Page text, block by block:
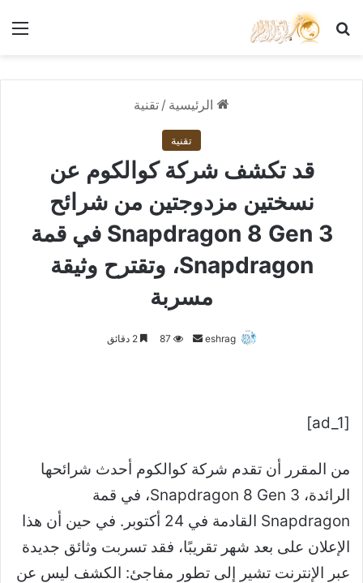
بحث عن
الرئيسية / تقنية
تقنية
قد تكشف شركة كوالكوم عن
نسختين مزدوجتين من شرائح
Snapdragon 8 Gen 3 في قمة
Snapdragon، وتقترح وثيقة
مسربة
eshrag
أرسل 87 2 دقائق
[ad_1]
من المقرر أن تقدم شركة كوالكوم أحدث شرائحها
الرائدة، Snapdragon 8 Gen 3، في قمة
Snapdragon القادمة في 24 أكتوبر. في حين أن هذا
الإعلان على بعد شهر تقريبًا، فقد تسربت وثائق جديدة
عبر الإنترنت تشير إلى تطور مفاجئ: الكشف ليس عن